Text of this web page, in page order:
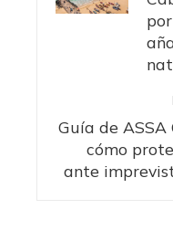
Guía de
cómo
ante